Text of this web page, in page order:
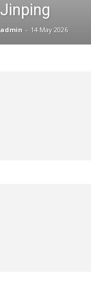
Jinping
admin - 14 May 2026